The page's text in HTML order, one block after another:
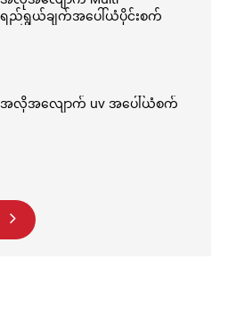
ရည်ရွယ်ချက်အပေါ်ယံပိုင်းစက်
အလိုအလျောက် uv အပေါ်ယံစက်